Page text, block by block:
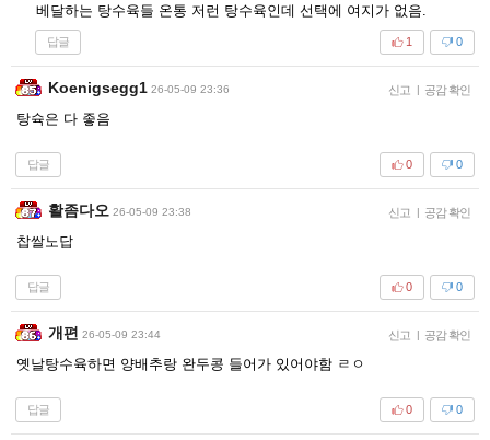
베달하는 탕수육들 온통 저런 탕수육인데 선택에 여지가 없음.
답글 0
1
Koenigsegg1 26-05-09 23:36 신고 | 공감 확인
탕슉은 다 좋음
답글 0
0
활좀다오 26-05-09 23:38 신고 | 공감 확인
찹쌀노답
답글 0
0
개편 26-05-09 23:44 신고 | 공감 확인
옛날탕수육하면 양배추랑 완두콩 들어가 있어야함 ㄹㅇ
답글 0
0